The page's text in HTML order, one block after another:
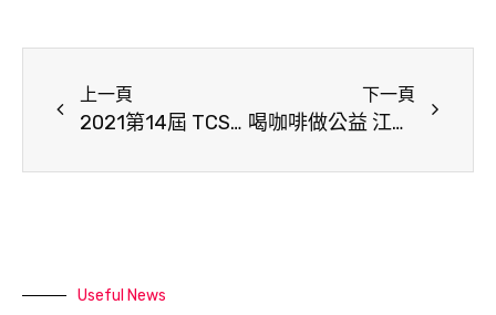
上一頁
2021第14屆 TCSA台灣永續獎開放報名
下一頁
喝咖啡做公益 江鳥咖啡提撥盈餘助善牧
Useful News